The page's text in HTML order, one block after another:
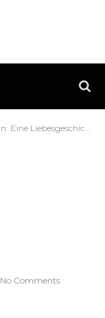
Liebesgeschichte!
No Comments